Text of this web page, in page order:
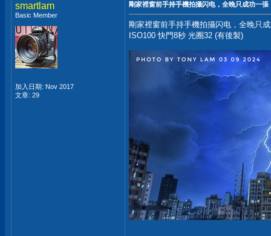
smartlam
Basic Member
加入日期: Nov 2017
文章: 29
剛家裡窗前手持手機拍攝闪电，全晚只成功一張
剛家裡窗前手持手機拍攝闪电，全晚只
ISO100 快門8秒 光圈32 (有後製)